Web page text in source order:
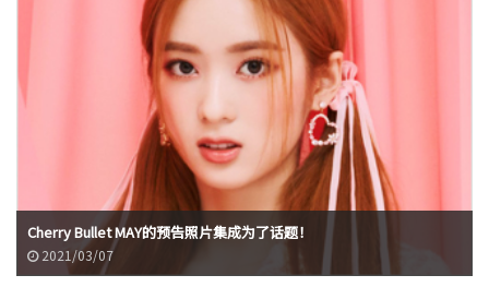
Cherry Bullet MAY的预告照片集成为了话题！
2021/03/07